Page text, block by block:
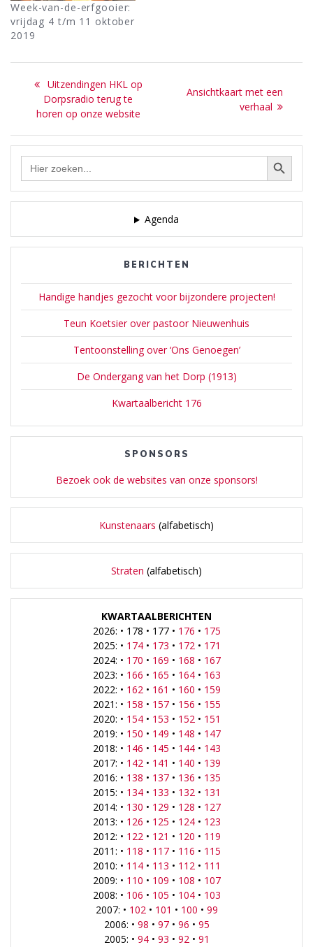
Week-van-de-erfgooier:
vrijdag 4 t/m 11 oktober
2019
Bericht
navigatie
Previous
post:
Uitzendingen HKL op
Dorpsradio terug te
horen op onze website
Next
Ansichtkaart met een
verhaal
Zoek Zoekknop
Agenda
BERICHTEN
Handige handjes gezocht voor bijzondere projecten!
Teun Koetsier over pastoor Nieuwenhuis
Tentoonstelling over ‘Ons Genoegen’
De Ondergang van het Dorp (1913)
Kwartaalbericht 176
SPONSORS
Bezoek ook de websites van onze sponsors!
Kunstenaars (alfabetisch)
Straten (alfabetisch)
KWARTAALBERICHTEN
2026: • 178 • 177 • 176 • 175
2025: • 174• 173 • 172• 171
2024: • 170 • 169 • 168 • 167
2023: • 166 • 165 • 164• 163
2022: • 162• 161 • 160 • 159
2021: • 158 • 157• 156 • 155
2020: • 154• 153 • 152• 151
2019: • 150 • 149 • 148 • 147
2018: • 146 • 145 • 144• 143
2017: • 142• 141 • 140 • 139
2016: • 138 • 137• 136 • 135
2015: • 134• 133 • 132• 131
2014: • 130 • 129 • 128 • 127
2013: • 126 • 125 • 124• 123
2012: • 122• 121 • 120 • 119
2011: • 118 • 117• 116 • 115
2010: • 114• 113 • 112• 111
2009: • 110 • 109 • 108 • 107
2008: • 106 • 105 • 104• 103
2007: • 102• 101 • 100 • 99
2006: • 98 • 97• 96 • 95
2005: • 94• 93 • 92• 91